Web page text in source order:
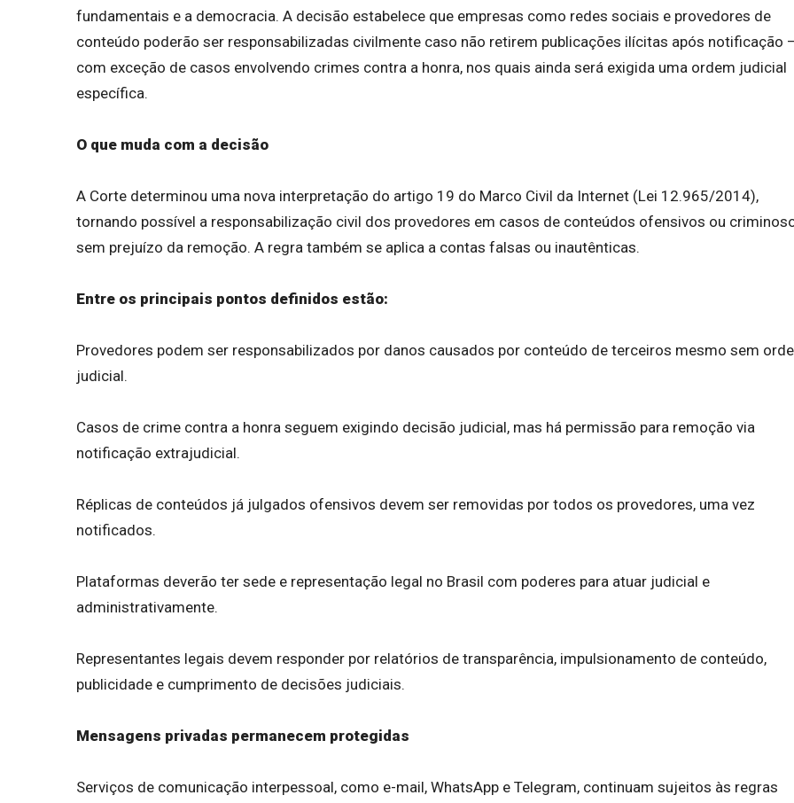
fundamentais e a democracia. A decisão estabelece que empresas como redes sociais e provedores de
conteúdo poderão ser responsabilizadas civilmente caso não retirem publicações ilícitas após notificação
com exceção de casos envolvendo crimes contra a honra, nos quais ainda será exigida uma ordem judicial
específica.
O que muda com a decisão
A Corte determinou uma nova interpretação do artigo 19 do Marco Civil da Internet (Lei 12.965/2014),
tornando possível a responsabilização civil dos provedores em casos de conteúdos ofensivos ou
sem prejuízo da remoção. A regra também se aplica a contas falsas ou inautênticas.
Entre os principais pontos definidos estão:
Provedores podem ser responsabilizados por danos causados por conteúdo de terceiros mesmo sem
judicial.
Casos de crime contra a honra seguem exigindo decisão judicial, mas há permissão para remoção via
notificação extrajudicial.
Réplicas de conteúdos já julgados ofensivos devem ser removidas por todos os provedores, uma vez
notificados.
Plataformas deverão ter sede e representação legal no Brasil com poderes para atuar judicial e
administrativamente.
Representantes legais devem responder por relatórios de transparência, impulsionamento de conteúdo,
publicidade e cumprimento de decisões judiciais.
Mensagens privadas permanecem protegidas
Serviços de comunicação interpessoal, como e-mail, WhatsApp e Telegram, continuam sujeitos às regras